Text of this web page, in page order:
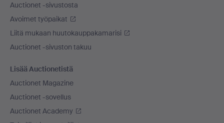
Auctionet -sivustosta
Avoimet työpaikat
Liitä mukaan huutokauppakamarisi
Auctionet -sivuston takuu
Lisää Auctionetistä
Auctionet Magazine
Auctionet -sovellus
Auctionet Academy